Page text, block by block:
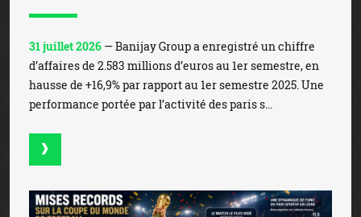
31 juillet 2026 — Banijay Group a enregistré un chiffre
d’affaires de 2.583 millions d’euros au 1er semestre, en
hausse de +16,9% par rapport au 1er semestre 2025. Une
performance portée par l’activité des paris s...